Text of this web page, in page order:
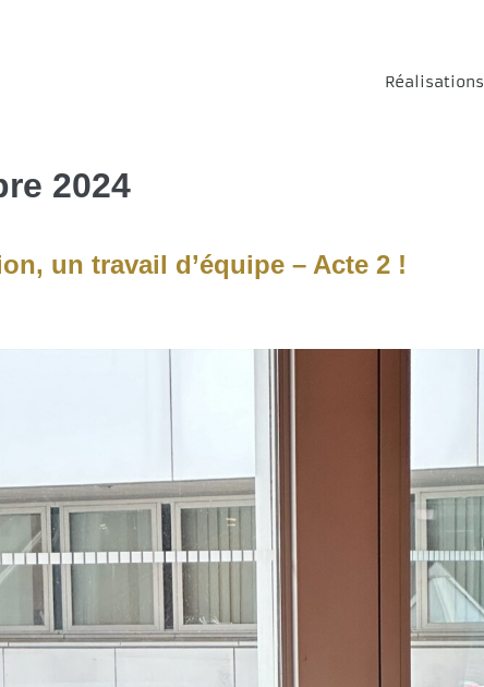
Réalisations
2024
un travail d’équipe – Acte 2 !